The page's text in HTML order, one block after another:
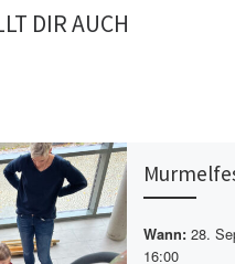
DIR AUCH
Wann: 28.
16:00